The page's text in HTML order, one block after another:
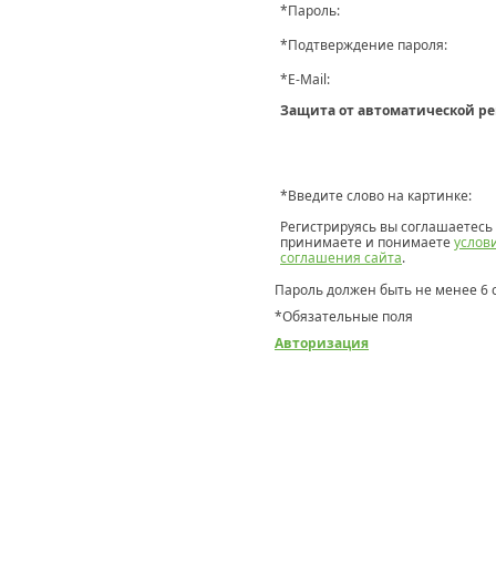
*Пароль:
*Подтверждение пароля:
*E-Mail:
Защита от автоматической
*Введите слово на картинке:
Регистрируясь вы
принимаете и понимаете
соглашения сайта.
Пароль должен быть не менее 6
*Обязательные поля
Авторизация